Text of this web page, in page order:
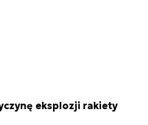
eksplozji rakiety